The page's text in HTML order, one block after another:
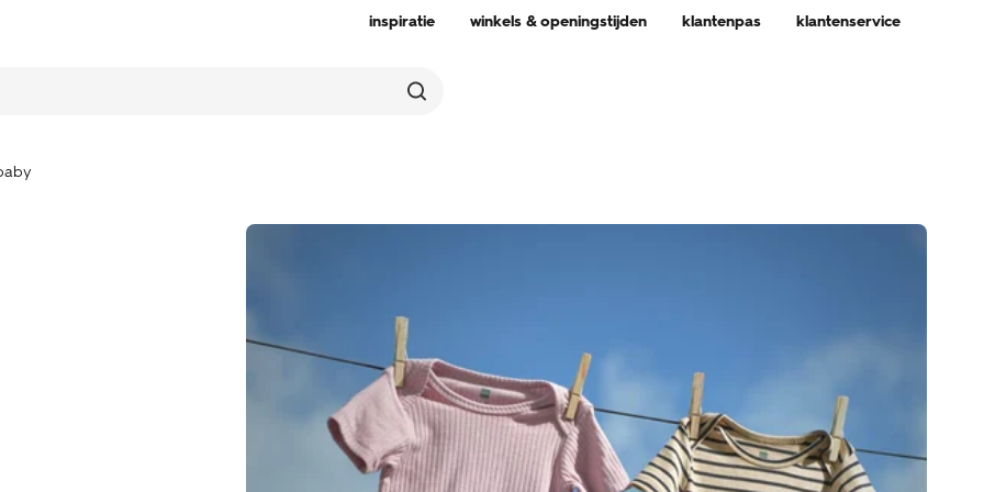
inspiratie winkels & openingstijden klantenpas klantenservice